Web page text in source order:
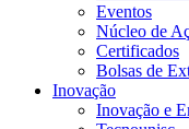
Eventos
Núcleo de
Certificados
Bolsas de
Inovação
Inovação e